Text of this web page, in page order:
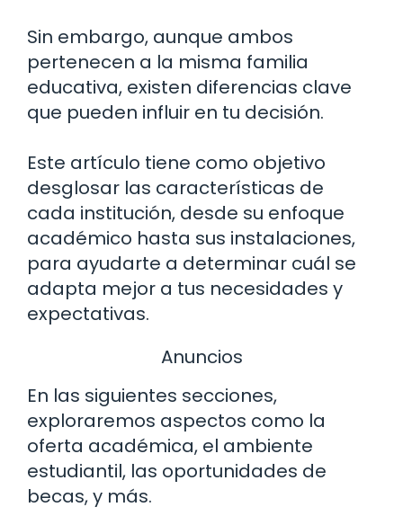
Sin embargo, aunque ambos
pertenecen a la misma familia
educativa, existen diferencias clave
que pueden influir en tu decisión.
Este artículo tiene como objetivo
desglosar las características de
cada institución, desde su enfoque
académico hasta sus instalaciones,
para ayudarte a determinar cuál se
adapta mejor a tus necesidades y
expectativas.
Anuncios
En las siguientes secciones,
exploraremos aspectos como la
oferta académica, el ambiente
estudiantil, las oportunidades de
becas, y más.